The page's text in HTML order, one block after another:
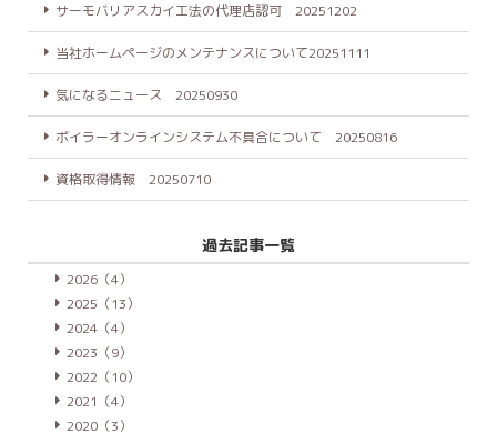
サーモバリアスカイ工法の代理店認可 20251202
当社ホームページのメンテナンスについて20251111
気になるニュース 20250930
ボイラーオンラインシステム不具合について 20250816
資格取得情報 20250710
過去記事一覧
2026（4）
2025（13）
2024（4）
2023（9）
2022（10）
2021（4）
2020（3）